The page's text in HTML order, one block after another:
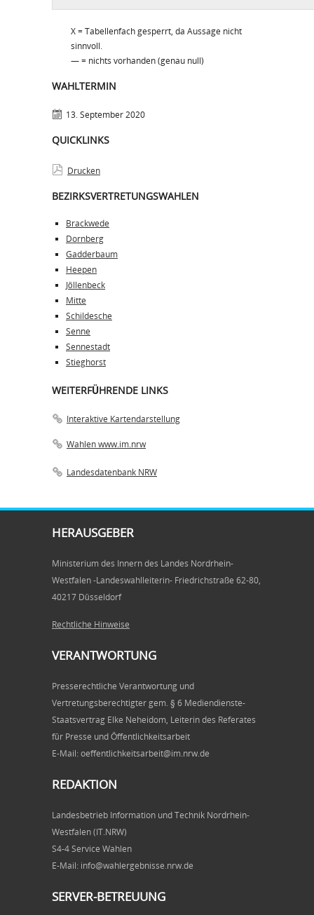
X = Tabellenfach gesperrt, da Aussage nicht
sinnvoll.
— = nichts vorhanden (genau null)
WAHLTERMIN
13. September 2020
QUICKLINKS
Drucken
BEZIRKSVERTRETUNGSWAHLEN
Brackwede
Dornberg
Gadderbaum
Heepen
Jöllenbeck
Mitte
Schildesche
Senne
Sennestadt
Stieghorst
WEITERFÜHRENDE LINKS
Interaktive Kartendarstellung
Wahlen www.im.nrw
Landesdatenbank NRW
HERAUSGEBER
Ministerium des Innern des Landes Nordrhein-
Westfalen -Landeswahlleiterin- Friedrichstraße 62-80,
40217 Düsseldorf
Rechtliche Hinweise
VERANTWORTUNG
Presserechtliche Verantwortung und
Vertretungsberechtigter gem. § 6 Mediendienste-
Staatsvertrag Elke Neheidom, Leiterin des Referates
für Presse und Öffentlichkeitsarbeit
E-Mail: oeffentlichkeitsarbeit@im.nrw.de
REDAKTION
Landesbetrieb Information und Technik Nordrhein-
Westfalen (IT.NRW)
S4-4 Service Wahlen
E-Mail: info@wahlergebnisse.nrw.de
SERVER-BETREUUNG